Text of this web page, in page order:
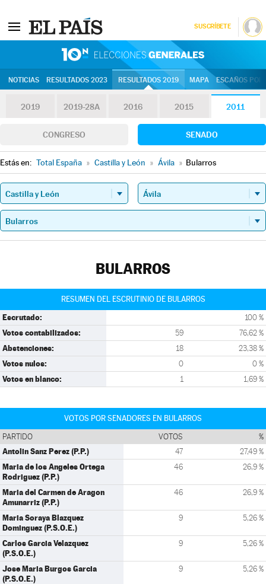
SUSCRÍBETE
NOTICIAS RESULTADOS 2023 RESULTADOS 2019 MAPA ESCAÑOS
2019 2019-28A 2016 2015 2011
CONGRESO SENADO
Estás en: Total España » Castilla y León » Ávila » Bularros
BULARROS
RESUMEN DEL ESCRUTINIO DE BULARROS
Escrutado: 100 %
Votos contabilizados: 59 76,62 %
Abstenciones: 18 23,38 %
Votos nulos: 0 0 %
Votos en blanco: 1 1,69 %
VOTOS POR SENADORES EN BULARROS
PARTIDO VOTOS %
Antolin Sanz Perez (P.P.) 47 27,49 %
Maria de los Angeles Ortega
Rodriguez (P.P.)
46 26,9 %
Maria del Carmen de Aragon
Amunarriz (P.P.)
46 26,9 %
Maria Soraya Blazquez
Dominguez (P.S.O.E.)
9 5,26 %
Carlos Garcia Velazquez
(P.S.O.E.)
9 5,26 %
Jose Maria Burgos Garcia
(P.S.O.E.)
9 5,26 %